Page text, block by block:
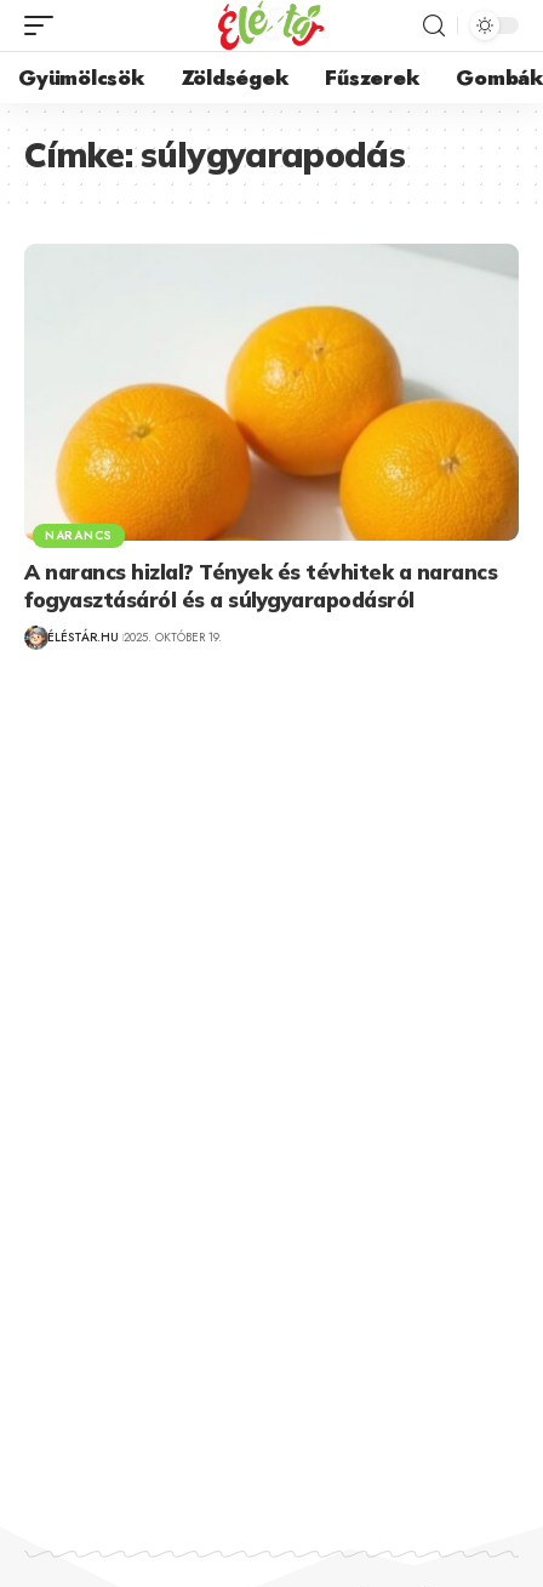
Gyümölcsök Zöldségek Fűszerek Gombák
Címke:súlygyarapodás
NARANCS
A narancs hizlal? Tények és tévhitek a narancs
fogyasztásáról és a súlygyarapodásról
ÉLÉSTÁR.HU 2025. OKTÓBER 19.